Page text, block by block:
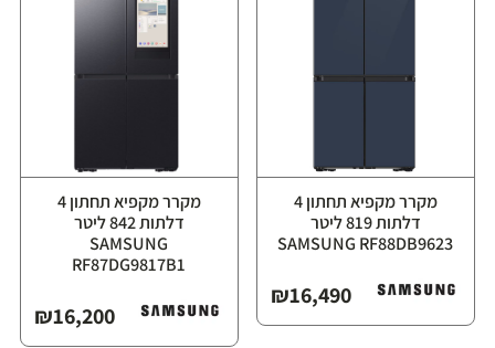
מקרר מקפיא תחתון ‏4
דלתות ‏819 ליטר
₪16,490
מקרר מקפיא תחתון ‏4
דלתות ‏842 ליטר
⁦SAMSUNG
RF87DG9817B1⁩
₪16,200